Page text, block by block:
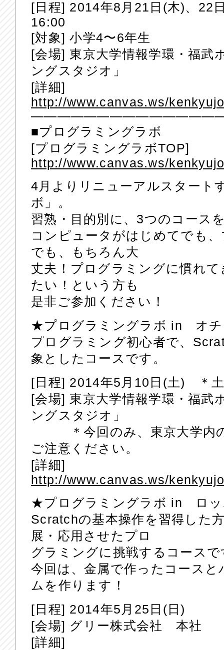
[日程] 2014年8月21日(木)、22
16:00
[対象] 小学4〜6年生
[会場] 東京大学情報学環・福武
ングスタジオ」
[詳細]
http://www.canvas.ws/
■プログラミングラボ
[プログラミングラボTOP]
http://www.canvas.ws/
4月よりリニューアルスタート
ボ」。
習熟・目的別に、3つのコース
コンピュータがはじめてでも
でも、もちろん大
丈夫！プログラミングに慣れ
たい！という方も
是非ご参加ください！
★プログラミングラボ in オチ
プログラミング初心者で、
象としたコースです。
[日程] 2014年5月10日(土) ＊
[会場] 東京大学情報学環・福武
ングスタジオ」
＊今回のみ、東京大学内の
ご注意ください。
[詳細]
http://www.canvas.ws/
★プログラミングラボ in ロッ
Scratchの基本操作を習得した
展・応用させたプロ
グラミングに挑戦するコースで
今回は、金属で作ったコース
ムを作ります！
[日程] 2014年5月25日(日)
[会場] グリー株式会社 本社
[詳細]